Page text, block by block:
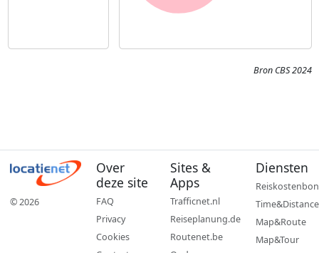
Bron CBS 2024
© 2026
Over
deze site
FAQ
Privacy
Cookies
Sites &
Apps
Trafficnet.nl
Reiseplanung.de
Routenet.be
Diensten
Reiskostenbon
Time&Distance
Map&Route
Map&Tour